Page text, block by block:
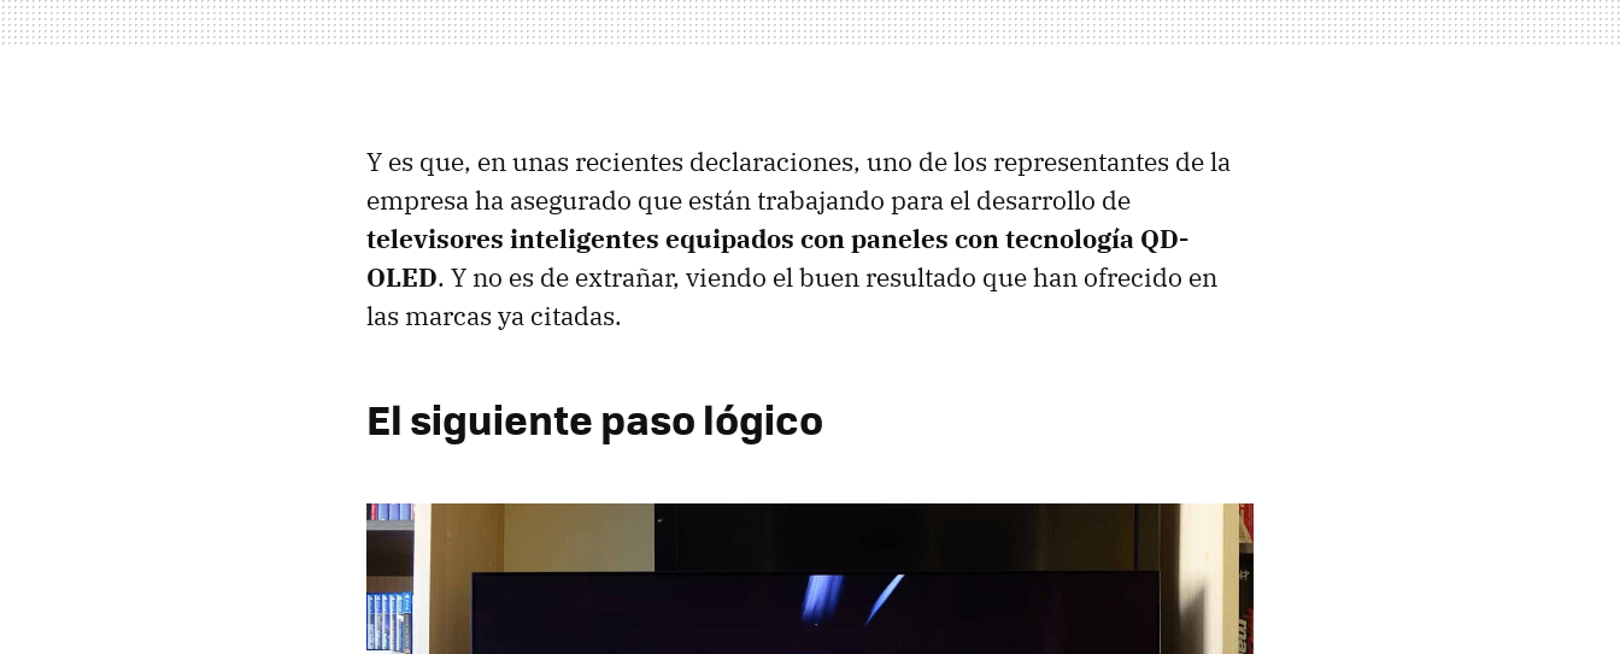
Y es que, en unas recientes declaraciones, uno de los representantes de la
empresa ha asegurado que están trabajando para el desarrollo de
televisores inteligentes equipados con paneles con tecnología QD-
OLED. Y no es de extrañar, viendo el buen resultado que han ofrecido en
las marcas ya citadas.
El siguiente paso lógico